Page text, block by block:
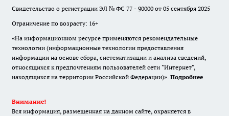
Свидетельство о регистрации ЭЛ № ФС 77 - 90000 от 05 сентября 2025
Ограничение по возрасту: 16+
«На информационном ресурсе применяются рекомендательные
технологии (информационные технологии предоставления
информации на основе сбора, систематизации и анализа сведений,
относящихся к предпочтениям пользователей сети "Интернет",
находящихся на территории Российской Федерации)». Подробнее
Внимание!
Вся информация, размещенная на данном сайте, охраняется в